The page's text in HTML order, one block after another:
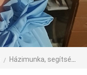
Házimunka, segítség